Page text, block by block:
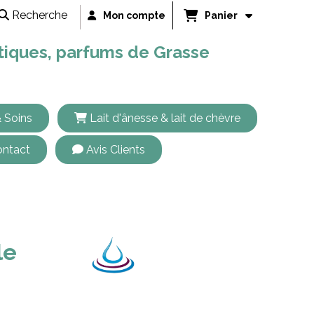
parfums de Grasse
Recherche Mon compte Panier
Soins Lait d'ânesse & lait de chèvre
Avis Clients